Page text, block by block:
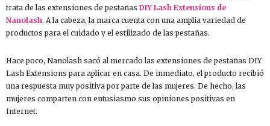
trata de las extensiones de pestañas DIY Lash Extensions de
Nanolash. A la cabeza, la marca cuenta con una amplia variedad de
productos para el cuidado y el estilizado de las pestañas.
Hace poco, Nanolash sacó al mercado las extensiones de pestañas DIY
Lash Extensions para aplicar en casa. De inmediato, el producto recibió
una respuesta muy positiva por parte de las mujeres. De hecho, las
mujeres comparten con entusiasmo sus opiniones positivas en
Internet.